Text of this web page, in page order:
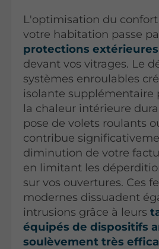
L'optimisation du
votre habitation passe
protections
devant vos vitrages. Le
systèmes enroulables
isolante supplémentaire
la chaleur intérieure
pose de volets roulants
contribue
diminution de votre
en limitant les
sur vos ouvertures. Ces
modernes dissuadent
intrusions grâce à leurs
équipés de dispositifs
soulèvement très